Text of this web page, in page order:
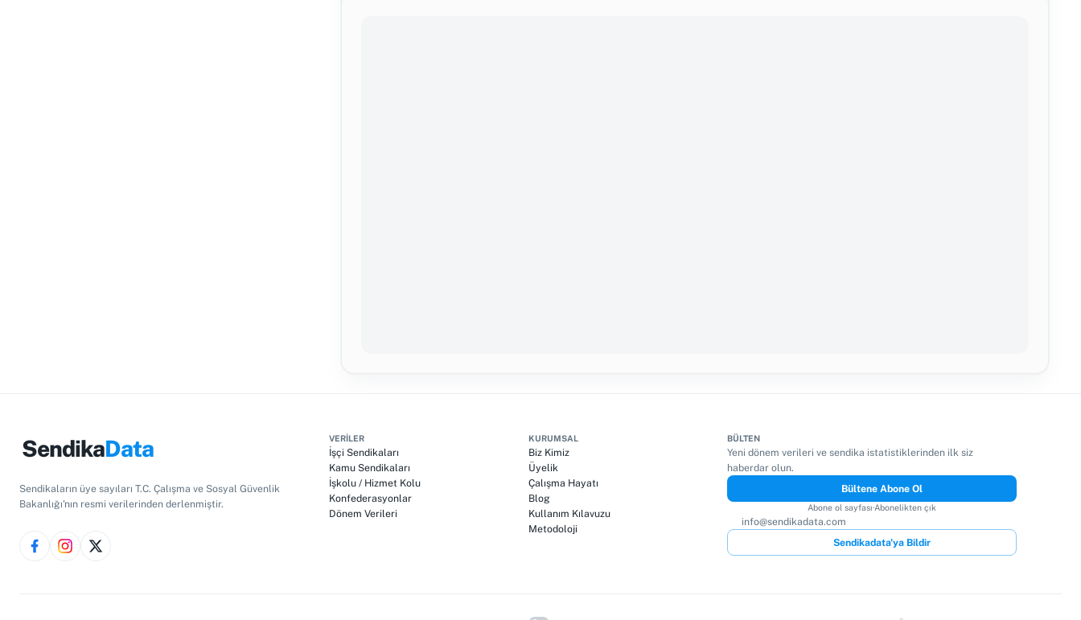
SendikaData
Sendikaların üye sayıları T.C. Çalışma ve Sosyal Güvenlik
Bakanlığı'nın resmi verilerinden derlenmiştir.
VERILER
İşçi Sendikaları
Kamu Sendikaları
İşkolu / Hizmet Kolu
Konfederasyonlar
Dönem Verileri
KURUMSAL
Biz Kimiz
Üyelik
Çalışma Hayatı
Blog
Kullanım Kılavuzu
Metodoloji
BÜLTEN
Yeni dönem verileri ve sendika istatistiklerinden ilk siz
haberdar olun.
Bültene Abone Ol
Abone ol sayfası·Abonelikten çık
info@sendikadata.com
Sendikadata'ya Bildir